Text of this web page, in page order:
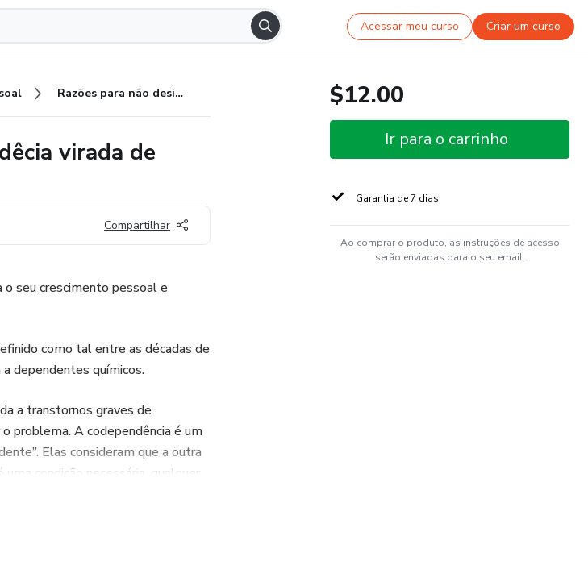
Acessar meu curso Criar um curso
Razões para não desistir de você - Codependêcia virada de chave
virada de
Compartilhar
seu crescimento pessoal e
como tal entre as décadas de
dependentes químicos.
a transtornos graves de
problema. A codependência é um
Elas consideram que a outra
condição necessária, qualquer
auto-anulação no desejo de salvar
de nada serve, então já está
$12.00
Ir para o carrinho
Garantia de 7 dias
Ao comprar o produto, as instruções de acesso
serão enviadas para o seu email.